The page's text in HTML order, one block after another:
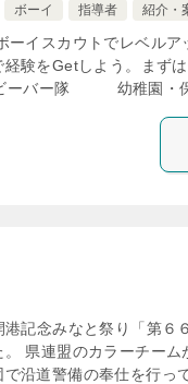
ボーイ 指導者 紹介・
ーイスカウトでレベル
験をGetしよう。まず
ビーバー隊 幼稚園・
港記念みなと祭り「第
県連盟のカラーチー
で沿道警備の奉仕を行